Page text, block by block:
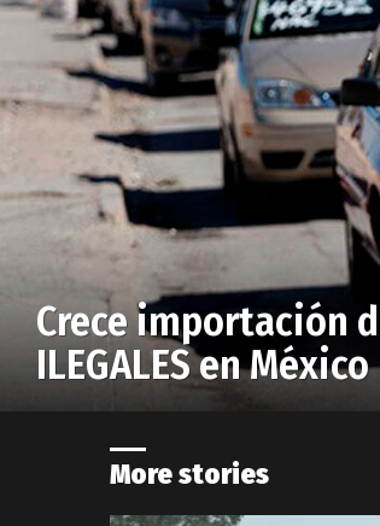
stories
Crece importación
ILEGALES en México
More stories